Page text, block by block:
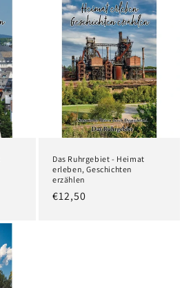
Das Ruhrgebiet - Heimat
erleben, Geschichten
erzählen
Normaler
€12,50